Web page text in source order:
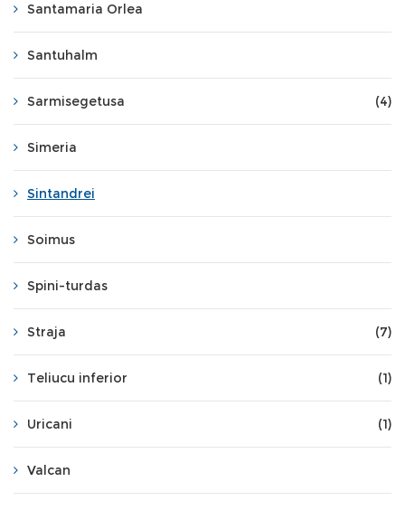
Santamaria Orlea
Santuhalm
Sarmisegetusa (4)
Simeria
Sintandrei
Soimus
Spini-turdas
Straja (7)
Teliucu inferior (1)
Uricani (1)
Valcan